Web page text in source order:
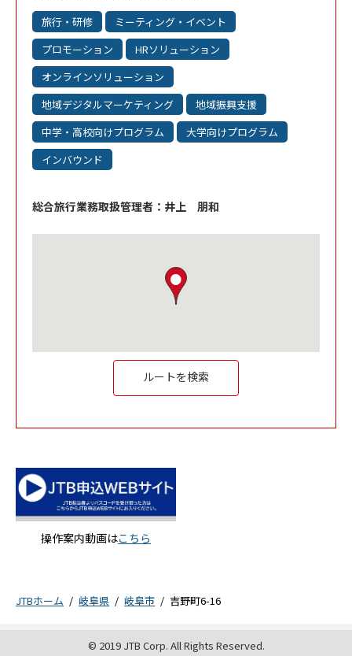
旅行・研修
ミーティング・イベント
プロモーション
HRソリューション
オンラインソリューション
地域デジタルマーケティング
地域振興支援
中学・高校向けプログラム
大学向けプログラム
インバウンド
総合旅行業務取扱管理者：井上 朋和
ルートを検索
操作案内動画はこちら
JTBホーム 岐阜県 岐阜市 吉野町6-16
© 2019 JTB Corp. All Rights Reserved.